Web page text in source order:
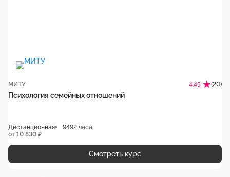
МИТУ 4.45 (20)
Психология семейных отношений
Дистанционная
9492 часа
от 10 830 ₽
Смотреть курс